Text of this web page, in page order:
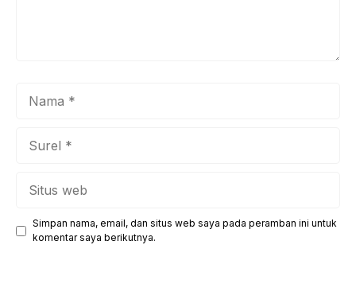
Simpan nama, email, dan situs web saya pada peramban ini untuk
komentar saya berikutnya.